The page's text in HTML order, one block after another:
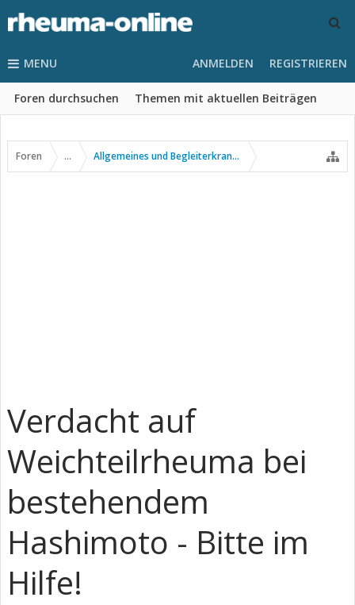
MENU
Foren durchsuchen Themen mit aktuellen Beiträgen
ANMELDEN REGISTRIEREN
Foren ... Allgemeines und Begleiterkrankungen
Verdacht auf
Weichteilrheuma bei
bestehendem
Hashimoto - Bitte im
Hilfe!